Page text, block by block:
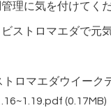
理に気を付けてく
ストロマエダで元
トロマエダウイーク
(0.17MB)